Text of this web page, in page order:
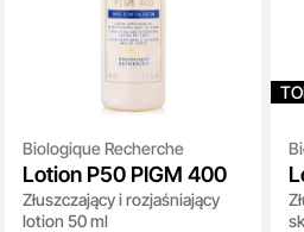
Biologique Recherche
Lotion P50 PIGM 400
Złuszczający i rozjaśniający
lotion 50 ml